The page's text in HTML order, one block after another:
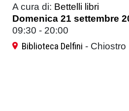
A cura di: Bettelli libri
Domenica 21 settembre
09:30 - 20:00
Biblioteca Delfini - Chiostro